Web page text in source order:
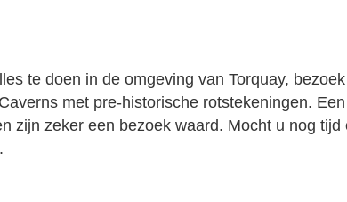
te doen in de omgeving van Torquay,
met pre-historische rotstekeningen.
zijn zeker een bezoek waard. Mocht u nog